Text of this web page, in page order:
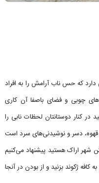
که حس ناب آرامش را به افراد
چوبی و فضای باصفا آن کاری
در کنار دوستانتان لحظات نابی را
قهوه، دسر و نوشیدنی‌های سرد است
شهر اراک هستید پیشنهاد می‌کنیم
ژکوند بزنید و از بودن در آنجا